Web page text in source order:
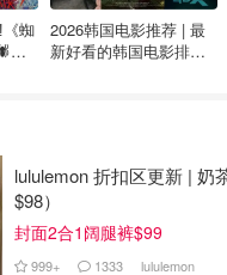
蜘
北
2026韩国电影推荐 | 最
新好看的韩国电影排行
lululemon 折扣区更新 | 奶
$98）
封面2合1阔腿裤$99
999+ 1333 lululemon